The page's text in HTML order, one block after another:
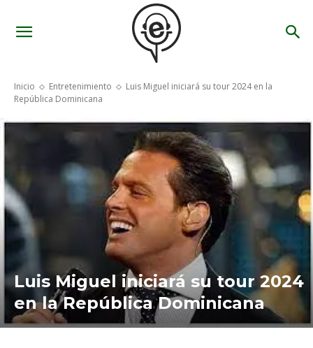
Inicio Entretenimiento
Luis Miguel iniciará su tour 2024 en la
República Dominicana
Luis Miguel iniciará su tour 2024
en la República Dominicana